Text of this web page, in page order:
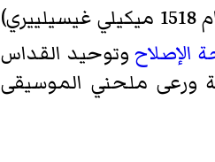
) ـ ولد باسم أنطونيو غيسلييري (سمي منذ عام 1518 ميكيلي غيسيلييري)
الإصلاحوتوحيد القداس
ورعى ملحني الموسيقى